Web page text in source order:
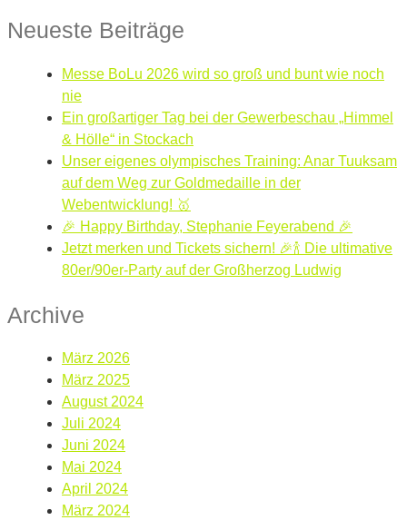
Neueste Beiträge
Messe BoLu 2026 wird so groß und bunt wie noch
nie
Ein großartiger Tag bei der Gewerbeschau „Himmel
& Hölle“ in Stockach
Unser eigenes olympisches Training: Anar Tuuksam
auf dem Weg zur Goldmedaille in der
Webentwicklung! 🥇
🎉 Happy Birthday, Stephanie Feyerabend 🎉
Jetzt merken und Tickets sichern! 🎉🍾 Die ultimative
80er/90er-Party auf der Großherzog Ludwig
Archive
März 2026
März 2025
August 2024
Juli 2024
Juni 2024
Mai 2024
April 2024
März 2024